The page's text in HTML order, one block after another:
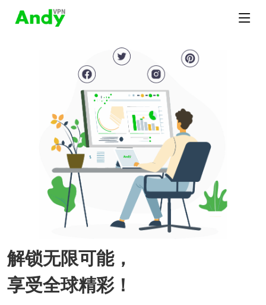
解锁无限可能，
享受全球精彩！